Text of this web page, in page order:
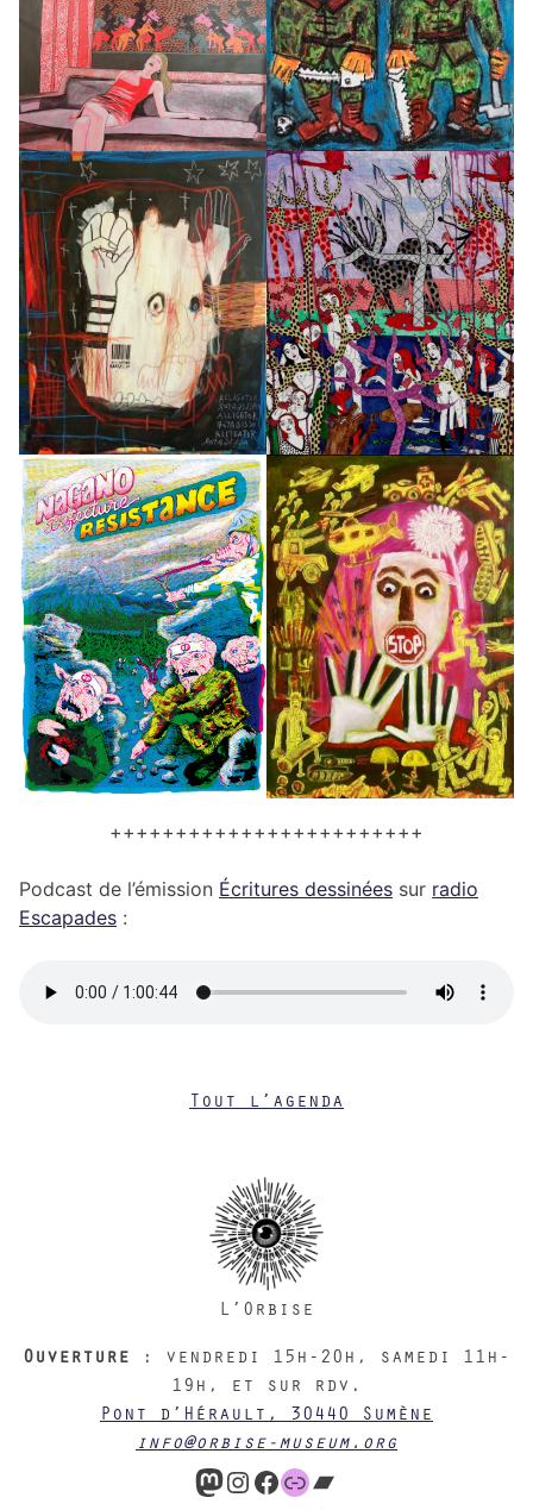
++++++++++++++++++++++++
Podcast de l’émission Écritures dessinées sur radio
Escapades :
Tout l’agenda
L’Orbise
Ouverture
: vendredi 15h-20h, samedi 11h-
19h, et sur rdv.
Pont d’Hérault, 30440 Sumène
info@orbise-museum.org
Mastodon Instagram Facebook Éditions Bandcamp